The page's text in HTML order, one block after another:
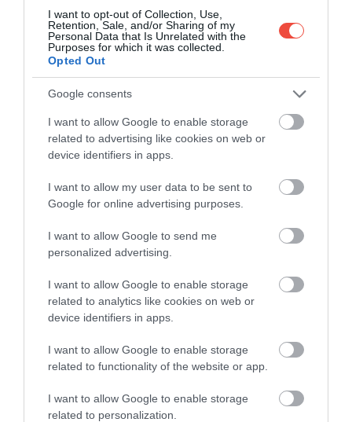
I want to opt-out of Collection, Use,
Retention, Sale, and/or Sharing of my
Personal Data that Is Unrelated with the
Purposes for which it was collected.
Opted Out
Google consents
I want to allow Google to enable storage
related to advertising like cookies on web or
device identifiers in apps.
I want to allow my user data to be sent to
Google for online advertising purposes.
I want to allow Google to send me
personalized advertising.
I want to allow Google to enable storage
related to analytics like cookies on web or
device identifiers in apps.
I want to allow Google to enable storage
related to functionality of the website or app.
I want to allow Google to enable storage
related to personalization.
átmérőjűmeteor lehetett, méretéből adódóan
pedig sem az emberekre, sem pedig a Földre nem
jelent veszélyt.
Egyesek egyébként mennydörgéshez hasonló
hangokat hallottak, mások pedig azt mondták,
hogy olyan érzés volt, mintha földrengés történt
volna. A NASA tudomása szerint ekkortájt a
folytattak,ami megmagyarázná a hangokat és a föld
rezgését is.
Ez is érdekelhet!Mi történne, ha a Föld
Olvasd el ezt is!